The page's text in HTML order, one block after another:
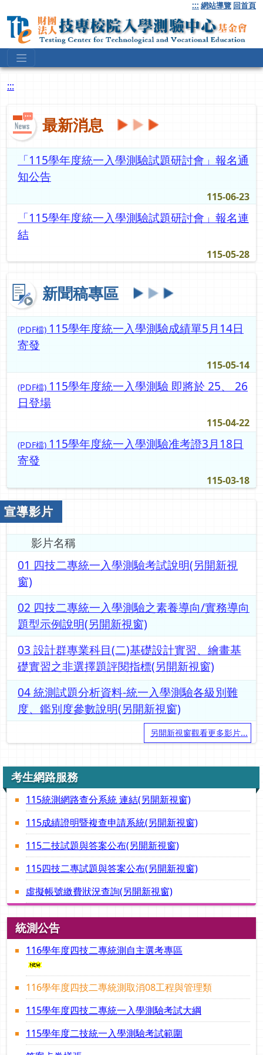
到
要
::: 網站導覽 回首頁
:::
最新消息
「115學年度統一入學測驗試題研討會」報名通
知公告
115-06-23
「115學年度統一入學測驗試題研討會」報名連
結
115-05-28
新聞稿專區
(PDF檔) 115學年度統一入學測驗成績單5月14日
寄發
115-05-14
(PDF檔) 115學年度統一入學測驗 即將於 25、 26
日登場
115-04-22
(PDF檔) 115學年度統一入學測驗准考證3月18日
寄發
115-03-18
宣導影片
影片名稱
01 四技二專統一入學測驗考試說明(另開新視
窗)
02 四技二專統一入學測驗之素養導向/實務導向
題型示例說明(另開新視窗)
03 設計群專業科目(二)基礎設計實習、繪畫基
礎實習之非選擇題評閱指標(另開新視窗)
04 統測試題分析資料-統一入學測驗各級別難
度、鑑別度參數說明(另開新視窗)
另開新視窗觀看更多影片...
考生網路服務
115統測網路查分系統 連結(另開新視窗)
115成績證明暨複查申請系統(另開新視窗)
115二技試題與答案公布(另開新視窗)
115四技二專試題與答案公布(另開新視窗)
虛擬帳號繳費狀況查詢(另開新視窗)
統測公告
116學年度四技二專統測自主選考專區
116學年度四技二專統測取消08工程與管理類
115學年度四技二專統一入學測驗考試大綱
115學年度二技統一入學測驗考試範圍